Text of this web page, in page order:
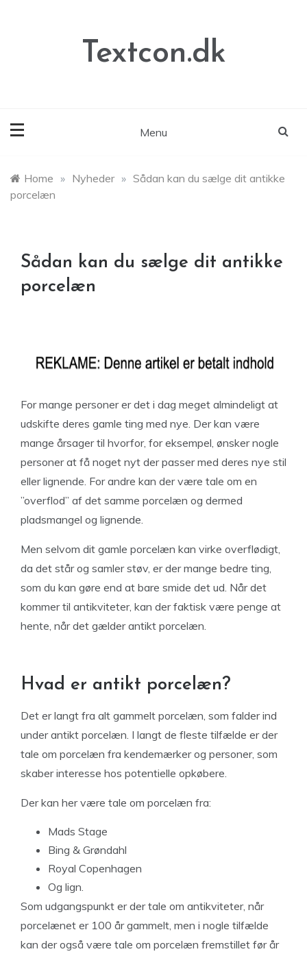
Textcon.dk
Menu
Home » Nyheder » Sådan kan du sælge dit antikke
porcelæn
Sådan kan du sælge dit antikke
porcelæn
For mange personer er det i dag meget almindeligt at
udskifte deres gamle ting med nye. Der kan være
mange årsager til hvorfor, for eksempel, ønsker nogle
personer at få noget nyt der passer med deres nye stil
eller lignende. For andre kan der være tale om en
”overflod” af det samme porcelæn og dermed
pladsmangel og lignende.
Men selvom dit gamle porcelæn kan virke overflødigt,
da det står og samler støv, er der mange bedre ting,
som du kan gøre end at bare smide det ud. Når det
kommer til antikviteter, kan der faktisk være penge at
hente, når det gælder antikt porcelæn.
Hvad er antikt porcelæn?
Det er langt fra alt gammelt porcelæn, som falder ind
under antikt porcelæn. I langt de fleste tilfælde er der
tale om porcelæn fra kendemærker og personer, som
skaber interesse hos potentielle opkøbere.
Der kan her være tale om porcelæn fra:
Mads Stage
Bing & Grøndahl
Royal Copenhagen
Og lign.
Som udgangspunkt er der tale om antikviteter, når
porcelænet er 100 år gammelt, men i nogle tilfælde
kan der også være tale om porcelæn fremstillet før år